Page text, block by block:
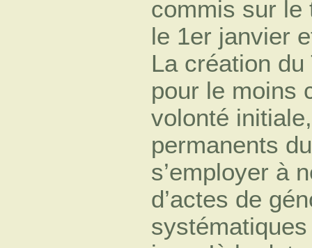
commis sur le
le 1er janvier
La création du
pour le moins
volonté
permanents
s’employer à
d’actes de